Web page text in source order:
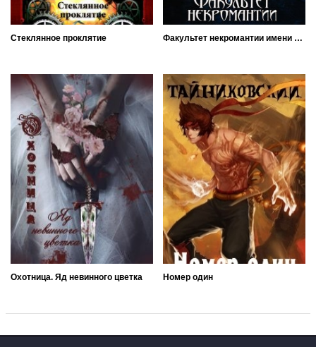
Стеклянное проклятие Факультет некромантии имени меня покойного
Охотница. Яд невинного цветка Номер один